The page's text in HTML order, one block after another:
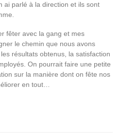
ai parlé à la direction et ils sont
fêter avec la gang et mes
le chemin que nous avons
résultats obtenus, la satisfaction
On pourrait faire une petite
sur la manière dont on fête nos
en tout…